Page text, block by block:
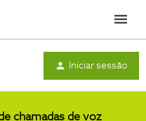
Menu
Iniciar sessão
chamadas de voz